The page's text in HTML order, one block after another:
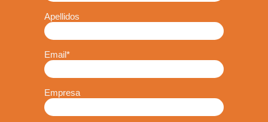
Apellidos
Email*
Empresa